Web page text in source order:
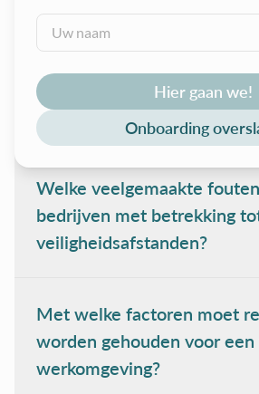
van veiligheid die bedrijven
vermijden?
Welke veelgemaakte
bedrijven met betrekking
veiligheidsafstanden?
Met welke factoren moet
worden gehouden voor een
werkomgeving?
Onboarding
Hier gaan we!